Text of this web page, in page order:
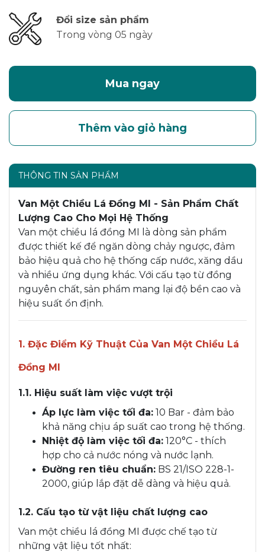
Đổi size sản phẩm
Trong vòng 05 ngày
Mua ngay
Thêm vào giỏ hàng
THÔNG TIN SẢN PHẨM
Van Một Chiều Lá Đồng MI - Sản Phẩm Chất
Lượng Cao Cho Mọi Hệ Thống
Van một chiều lá đồng MI là dòng sản phẩm
được thiết kế để ngăn dòng chảy ngược, đảm
bảo hiệu quả cho hệ thống cấp nước, xăng dầu
và nhiều ứng dụng khác. Với cấu tạo từ đồng
nguyên chất, sản phẩm mang lại độ bền cao và
hiệu suất ổn định.
1. Đặc Điểm Kỹ Thuật Của Van Một Chiều Lá
Đồng MI
1.1. Hiệu suất làm việc vượt trội
Áp lực làm việc tối đa: 10 Bar - đảm bảo
khả năng chịu áp suất cao trong hệ thống.
Nhiệt độ làm việc tối đa: 120°C - thích
hợp cho cả nước nóng và nước lạnh.
Đường ren tiêu chuẩn: BS 21/ISO 228-1-
2000, giúp lắp đặt dễ dàng và hiệu quả.
1.2. Cấu tạo từ vật liệu chất lượng cao
Van một chiều lá đồng MI được chế tạo từ
những vật liệu tốt nhất: